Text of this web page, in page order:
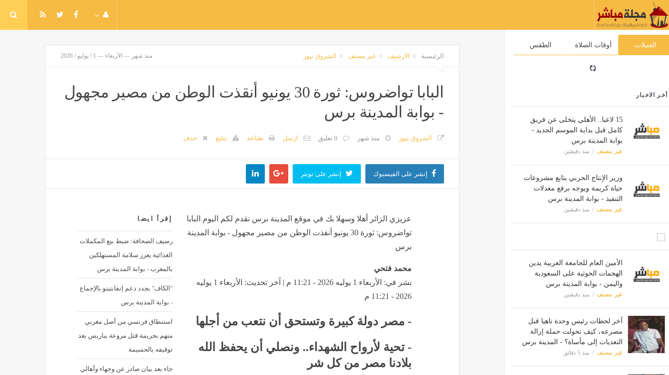
العملات أوقات الصلاة الطقس
أخر الاخبار
15 لاعبا.. الأهلي يتخلى عن فريق
كامل قبل بداية الموسم الجديد -
بوابة المدينة برس
غير مصنف منذ دقيقتين
وزير الإنتاج الحربي يتابع مشروعات
حياة كريمة ويوجه برفع معدلات
التنفيذ - بوابة المدينة برس
غير مصنف منذ دقيقتين
الأمين العام للجامعة العربية يدين
الهجمات الحوثية على السعودية
واليمن - بوابة المدينة برس
غير مصنف منذ دقيقتين
آخر لحظات رئيس وحدة ناهيا قبل
مصرعه، كيف تحولت حملة إزالة
التعديات إلى مأساة؟ - المدينة برس
غير مصنف منذ 5 دقائق
الرئيسية الارشيف غير مصنف الشروق نيوز منذ شهر — الأربعاء — 1 / يوليو / 2026
البابا تواضروس: ثورة 30 يونيو أنقذت الوطن من مصير مجهول
- بوابة المدينة برس
الشروق نيوز منذ شهر 0 تعليق ارسل طباعة تبليغ حذف
إنشر على الفيسبوك إنشر على تويتر
إقرأ ايضا
رصيف الصحافة: ضبط بيع المكملات
الغذائية يعزز سلامة المستهلكين
بالمغرب - بوابة المدينة برس
"الكاف" يجدد دعم إنفانتينو بالإجماع
- بوابة المدينة برس
استنطاق فرنسي من أصل مغربي
متهم بجريمة قتل مروعة بباريس بعد
توقيفه بالحسيمة
جاء بعد بيان صادر عن وجهاء وأهالي
عزيزي الزائر أهلا وسهلا بك في موقع المدينة برس نقدم لكم اليوم البابا
تواضروس: ثورة 30 يونيو أنقذت الوطن من مصير مجهول - بوابة المدينة
برس
محمد فتحي
نشر في: الأربعاء 1 يوليه 2026 - 11:21 م | آخر تحديث: الأربعاء 1 يوليه
2026 - 11:21 م
- مصر دولة كبيرة وتستحق أن نتعب من أجلها
- تحية لأرواح الشهداء.. ونصلي أن يحفظ الله
بلادنا مصر من كل شر